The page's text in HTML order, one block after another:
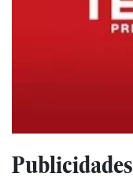
Publicidades